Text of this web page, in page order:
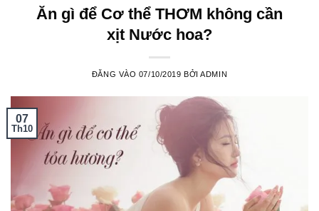
Ăn gì để Cơ thể THƠM không cần
xịt Nước hoa?
ĐĂNG VÀO 07/10/2019 BỞIADMIN
07
Th10